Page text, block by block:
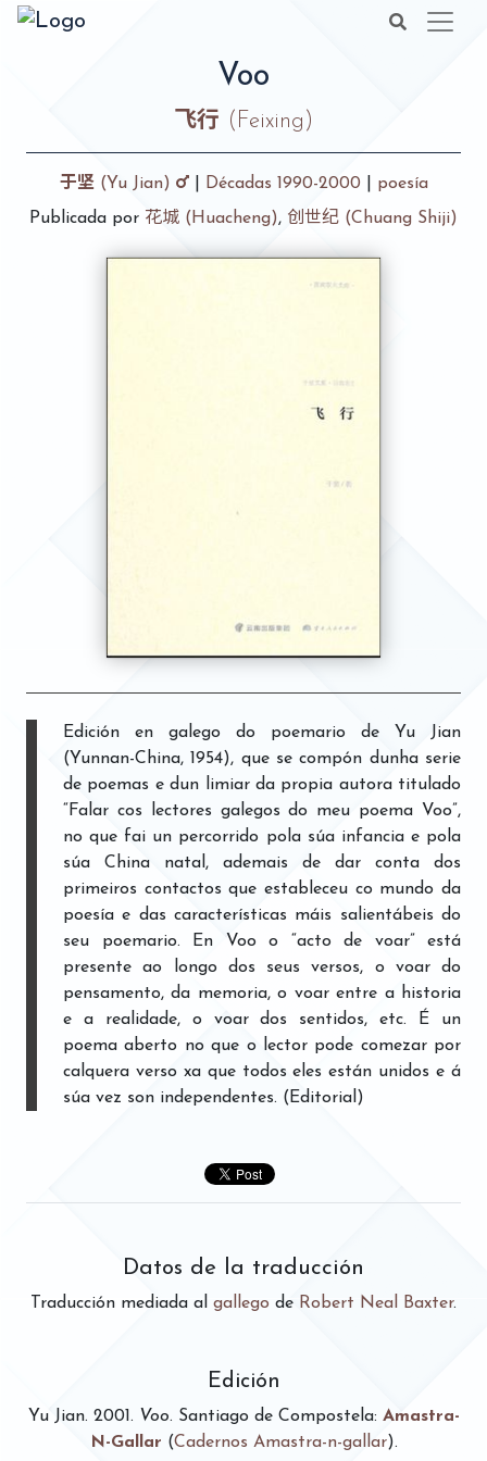
Voo
飞行 (Feixing)
于坚 (Yu Jian) | Décadas 1990-2000
poesía
Publicada por 花城 (Huacheng), 创世纪 (Chuang Shiji)
Edición en galego do poemario de Yu Jian
(Yunnan-China, 1954), que se compón dunha serie
de poemas e dun limiar da propia autora titulado
“Falar cos lectores galegos do meu poema Voo”,
no que fai un percorrido pola súa infancia e pola
súa China natal, ademais de dar conta dos
primeiros contactos que estableceu co mundo da
poesía e das características máis salientábeis do
seu poemario. En Voo o “acto de voar” está
presente ao longo dos seus versos, o voar do
pensamento, da memoria, o voar entre a historia
e a realidade, o voar dos sentidos, etc. É un
poema aberto no que o lector pode comezar por
calquera verso xa que todos eles están unidos e á
súa vez son independentes. (Editorial)
Datos de la traducción
Traducción mediada al gallego de Robert Neal Baxter.
Edición
Yu Jian. 2001. Voo. Santiago de Compostela: Amastra-
N-Gallar (Cadernos Amastra-n-gallar).